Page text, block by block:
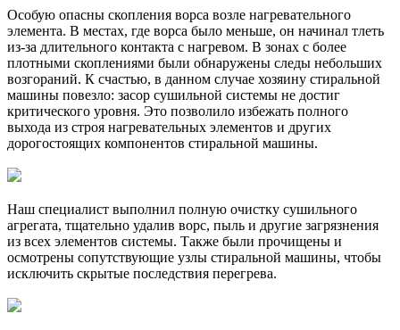
Особую опасны скопления ворса возле нагревательного
элемента. В местах, где ворса было меньше, он начинал тлеть
из-за длительного контакта с нагревом. В зонах с более
плотными скоплениями были обнаружены следы небольших
возгораний. К счастью, в данном случае хозяину стиральной
машины повезло: засор сушильной системы не достиг
критического уровня. Это позволило избежать полного
выхода из строя нагревательных элементов и других
дорогостоящих компонентов стиральной машины.
Наш специалист выполнил полную очистку сушильного
агрегата, тщательно удалив ворс, пыль и другие загрязнения
из всех элементов системы. Также были прочищены и
осмотрены сопутствующие узлы стиральной машины, чтобы
исключить скрытые последствия перегрева.